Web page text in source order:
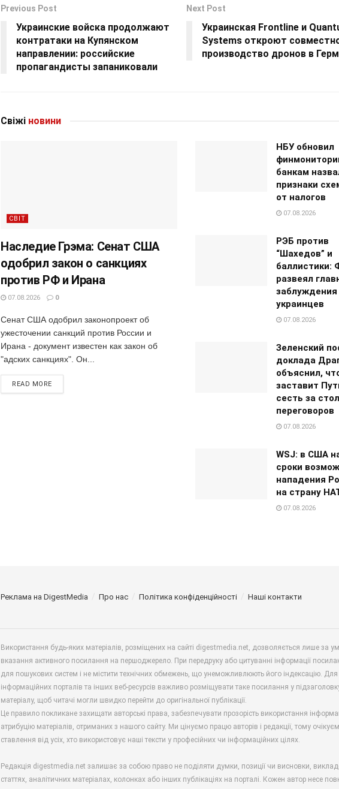
Previous Post
Украинские войска продолжают
контратаки на Купянском
направлении: российские
пропагандисты запаниковали
Next Post
Украинская Frontline и
Systems откроют
производство дронов в
Свіжі новини
СВІТ
Наследие Грэма: Сенат США
одобрил закон о санкциях
против РФ и Ирана
07.08.2026 0
Сенат США одобрил законопроект об
ужесточении санкций против России и
Ирана - документ известен как закон об
"адских санкциях". Он...
READ MORE
НБУ обновил
банкам
признаки
от налогов
07.08.2026
РЭБ против
“Шахедов” и
баллистики:
развеял
заблуждения
украинцев
07.08.2026
Зеленский
доклада
объяснил,
заставит
сесть за стол
переговоров
07.08.2026
WSJ: в США
сроки
нападения
на страну
07.08.2026
Реклама на DigestMedia Про нас Політика конфіденційності Наші контакти
Використання будь-яких матеріалів, розміщених на сайті digestmedia.net, дозволяється лише за
вказання активного посилання на першоджерело. При передруку або цитуванні інформації
для пошукових систем і не містити технічних обмежень, що унеможливлюють його індексацію. Для
інформаційних порталів та інших веб-ресурсів важливо розміщувати таке посилання у
матеріалу, щоб читачі могли швидко перейти до оригінальної публікації.
Це правило покликане захищати авторські права, забезпечувати прозорість використання
атрибуцію матеріалів, отриманих з нашого сайту. Ми цінуємо працю авторів і редакції, тому
ставлення від усіх, хто використовує наші тексти у професійних чи інформаційних цілях.
Редакція digestmedia.net залишає за собою право не поділяти думки, позиції чи висновки,
статтях, аналітичних матеріалах, колонках або інших публікаціях на порталі. Кожен автор несе